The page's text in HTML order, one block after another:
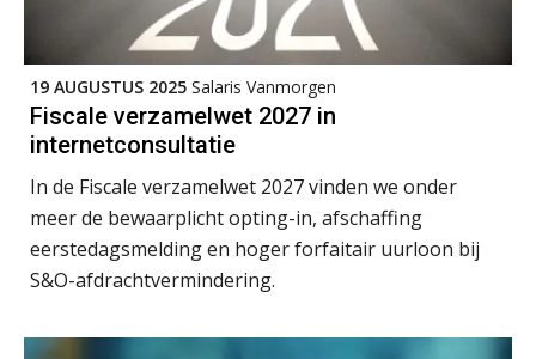
19 AUGUSTUS 2025 Salaris Vanmorgen
Fiscale verzamelwet 2027 in
internetconsultatie
In de Fiscale verzamelwet 2027 vinden we onder
meer de bewaarplicht opting-in, afschaffing
eerstedagsmelding en hoger forfaitair uurloon bij
S&O-afdrachtvermindering.